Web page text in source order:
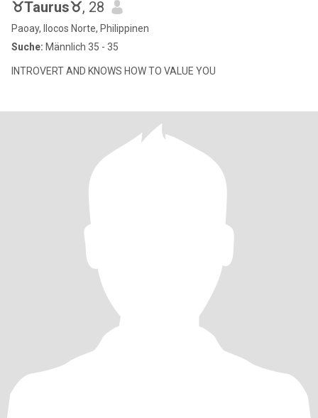
♉Taurus♉, 28
Paoay, Ilocos Norte, Philippinen
Suche: Männlich 35 - 35
INTROVERT AND KNOWS HOW TO VALUE YOU